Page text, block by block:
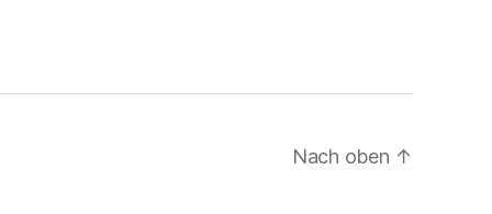
Nach oben ↑